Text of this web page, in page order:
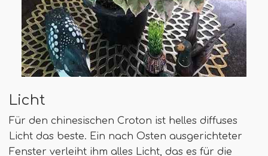
Licht
Für den chinesischen Croton ist helles diffuses
Licht das beste. Ein nach Osten ausgerichteter
Fenster verleiht ihm alles Licht, das es für die